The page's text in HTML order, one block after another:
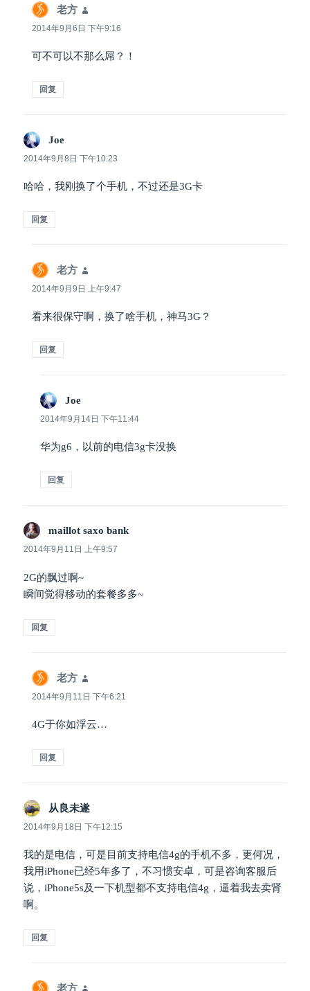
老方
道：
2014年9月6日 下午9:16
可不可以不那么屌？！
回复
Joe
道：
2014年9月8日 下午10:23
哈哈，我刚换了个手机，不过还是3G卡
回复
老方
道：
2014年9月9日 上午9:47
看来很保守啊，换了啥手机，神马3G？
回复
Joe
道：
2014年9月14日 下午11:44
华为g6，以前的电信3g卡没换
回复
maillot saxo bank说
2014年9月11日 上午9:57
2G的飘过啊~
瞬间觉得移动的套餐多多~
回复
老方
道：
2014年9月11日 下午6:21
4G于你如浮云…
回复
从良未遂
道：
2014年9月18日 下午12:15
我的是电信，可是目前支持电信4g的手机不多，更何况，
我用iPhone已经5年多了，不习惯安卓，可是咨询客服后
说，iPhone5s及一下机型都不支持电信4g，逼着我去卖肾
啊。
回复
老方